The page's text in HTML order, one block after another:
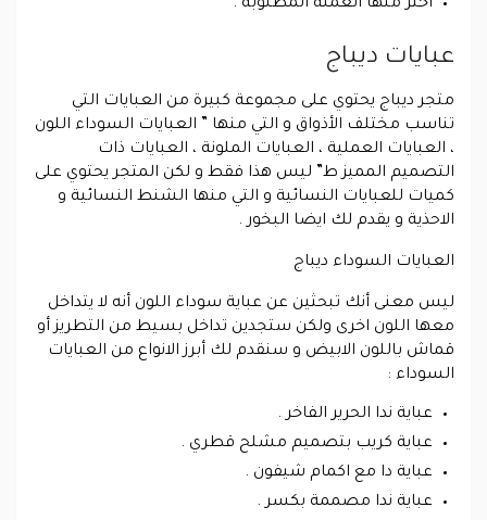
اختر منها العملة المطلوبة .
عبايات ديباج
متجر ديباج يحتوي على مجموعة كبيرة من العبايات التي
تناسب مختلف الأذواق و التي منها ” العبايات السوداء اللون
، العبايات العملية ، العبايات الملونة ، العبايات ذات
التصميم المميز ط” ليس هذا فقط و لكن المتجر يحتوي على
كميات للعبايات النسائية و التي منها الشنط النسائية و
الاحذية و يقدم لك ايضا البخور .
العبايات السوداء ديباج
ليس معنى أنك تبحثين عن عباية سوداء اللون أنه لا يتداخل
معها اللون اخرى ولكن ستجدين تداخل بسيط من التطريز أو
قماش باللون الابيض و سنقدم لك أبرز الانواع من العبايات
السوداء :
عباية ندا الحرير الفاخر .
عباية كريب بتصميم مشلح قطري .
عباية دا مع اكمام شيفون .
عباية ندا مصممة بكسر .